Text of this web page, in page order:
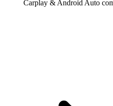
Carplay & Android Auto